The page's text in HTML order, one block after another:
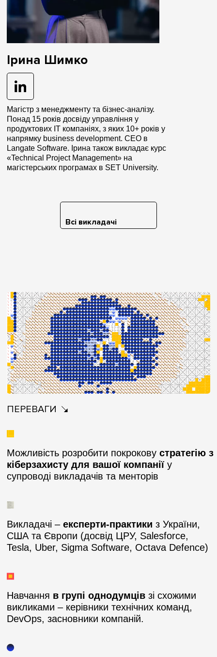
Ірина Шимко
Mагістр з менеджменту та бізнес-аналізу.
Понад 15 років досвіду управління у
продуктових IT компаніях, з яких 10+ років у
напрямку business development. CEO в
Langate Software. Ірина також викладає курс
«Technical Project Management» на
магістерських програмах в SET University.
Всі викладачі
ПЕРЕВАГИ
Можливість розробити покрокову стратегію з
кіберзахисту для вашої компанії у
супроводі викладачів та менторів
Викладачі – експерти-практики з України,
США та Європи (досвід ЦРУ, Salesforce,
Tesla, Uber, Sigma Software, Octava Defence)
Навчання в групі однодумців зі схожими
викликами – керівники технічних команд,
DevOps, засновники компаній.